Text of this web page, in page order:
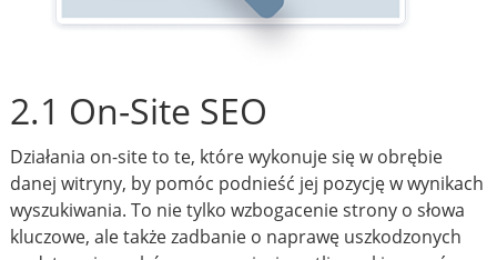
2.1 On-Site SEO
Działania on-site to te, które wykonuje się w obrębie
danej witryny, by pomóc podnieść jej pozycję w wynikach
wyszukiwania. To nie tylko wzbogacenie strony o słowa
kluczowe, ale także zadbanie o naprawę uszkodzonych